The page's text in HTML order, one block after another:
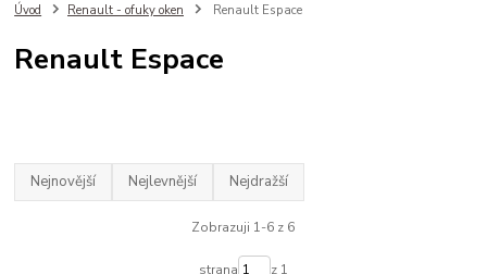
Úvod Renault - ofuky oken Renault Espace
Renault Espace
Nejnovější Nejlevnější Nejdražší
Zobrazuji 1-6 z 6
strana z 1